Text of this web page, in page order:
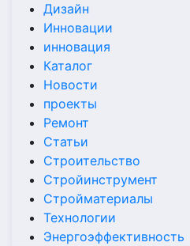
Дизайн
Инновации
инновация
Каталог
Новости
проекты
Ремонт
Статьи
Строительство
Стройинструмент
Стройматериалы
Технологии
Энергоэффективность